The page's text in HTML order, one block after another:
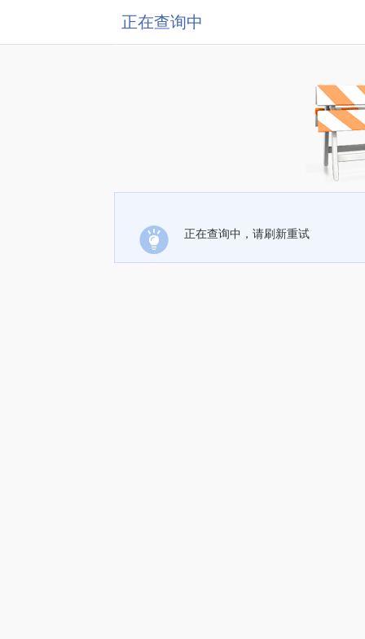
正在查询中
正在查询中，请刷新重试